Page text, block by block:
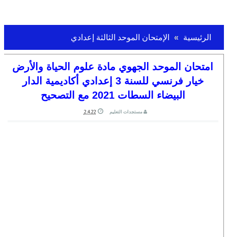
الرئيسية الإمتحان الموحد الثالثة إعدادي
امتحان الموحد الجهوي مادة علوم الحياة والأرض
خيار فرنسي للسنة 3 إعدادي أكاديمية الدار
البيضاء السطات 2021 مع التصحيح
مستجدات التعليم 2.4.22